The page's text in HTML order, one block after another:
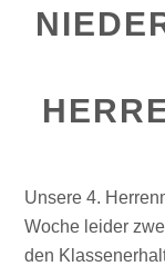
Unsere 4.
Woche leider
den